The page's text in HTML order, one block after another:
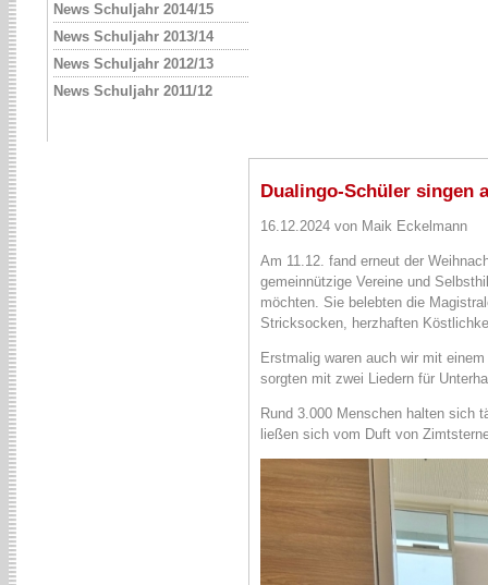
News Schuljahr 2014/15
News Schuljahr 2013/14
News Schuljahr 2012/13
News Schuljahr 2011/12
Dualingo-Schüler singen
16.12.2024 von Maik Eckelmann
Am 11.12. fand erneut der
gemeinnützige Vereine und
möchten. Sie belebten die
Stricksocken, herzhaften
Erstmalig waren auch wir mit
sorgten mit zwei Liedern für
Rund 3.000 Menschen halten sich
ließen sich vom Duft von